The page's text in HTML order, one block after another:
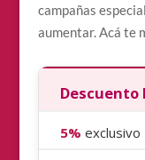
campañas
aumentar. Acá te
Descuento
5% exclusivo